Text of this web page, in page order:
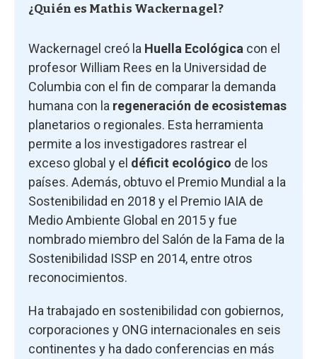
¿Quién es Mathis Wackernagel?
Wackernagel creó la Huella Ecológica con el
profesor William Rees en la Universidad de
Columbia con el fin de comparar la demanda
humana con la regeneración de ecosistemas
planetarios o regionales. Esta herramienta
permite a los investigadores rastrear el
exceso global y el déficit ecológico de los
países. Además, obtuvo el Premio Mundial a la
Sostenibilidad en 2018 y el Premio IAIA de
Medio Ambiente Global en 2015 y fue
nombrado miembro del Salón de la Fama de la
Sostenibilidad ISSP en 2014, entre otros
reconocimientos.
Ha trabajado en sostenibilidad con gobiernos,
corporaciones y ONG internacionales en seis
continentes y ha dado conferencias en más